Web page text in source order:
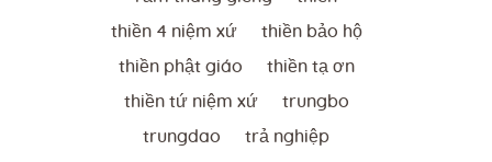
thiền 4 niệm xứ thiền bảo hộ
thiền phật giáo thiền tạ ơn
thiền tứ niệm xứ trungbo
trungdao trả nghiệp